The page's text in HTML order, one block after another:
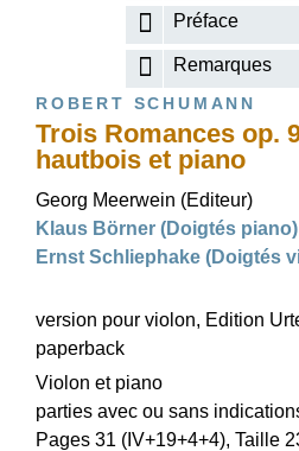
Préface
Remarques
ROBERT SCHUMANN
Trois Romances op.
hautbois et piano
Georg Meerwein (Editeur)
Klaus Börner (Doigtés piano)
Ernst Schliephake (Doigtés
version pour violon, Edition
paperback
Violon et piano
parties avec ou sans
Pages 31 (IV+19+4+4), Taille